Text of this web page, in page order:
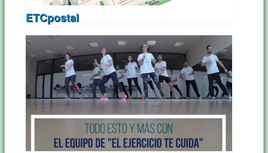
ETCpostal